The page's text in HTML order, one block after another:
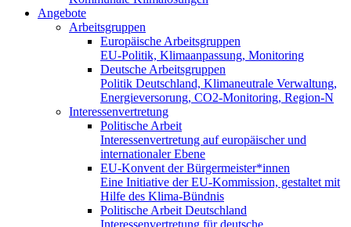
Angebote
Arbeitsgruppen
Europäische Arbeitsgruppen
EU-Politik, Klimaanpassung, Monitoring
Deutsche Arbeitsgruppen
Politik Deutschland, Klimaneutrale Verwaltung,
Energieversorung, CO2-Monitoring, Region-N
Interessenvertretung
Politische Arbeit
Interessenvertretung auf europäischer und
internationaler Ebene
EU-Konvent der Bürgermeister*innen
Eine Initiative der EU-Kommission, gestaltet mit
Hilfe des Klima-Bündnis
Politische Arbeit Deutschland
Interessenvertretung für deutsche